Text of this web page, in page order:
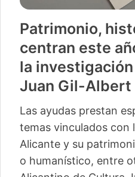
Patrimonio,
centran este
la
Juan Gil-Albert
Las ayudas prestan
temas vinculados con
Alicante y su
o humanístico, entre